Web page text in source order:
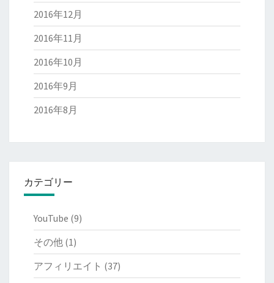
2016年12月
2016年11月
2016年10月
2016年9月
2016年8月
カテゴリー
YouTube (9)
その他 (1)
アフィリエイト (37)